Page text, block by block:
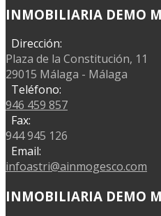
INMOBILIARIA DEMO
Dirección:
Plaza de la Constitución, 11
29015 Málaga - Málaga
Teléfono:
946 459 857
Fax:
944 945 126
Email:
infoastri@ainmogesco.com
INMOBILIARIA DEMO